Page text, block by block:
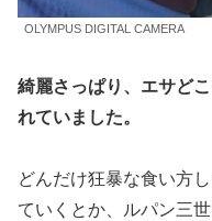
OLYMPUS DIGITAL CAMERA
綺麗さっぱり、エサど
れていました。
どんだけ狂暴な食い方
ていくとか、ルパン三